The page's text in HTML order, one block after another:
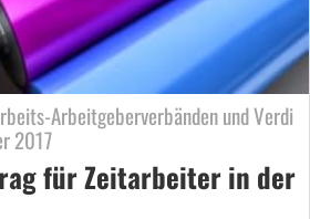
Arbeitgeber­verbänden und Verdi
2017
für Zeitarbeiter in der